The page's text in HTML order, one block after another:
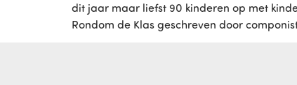
dit jaar maar liefst 90 kinderen op met
Rondom de Klas geschreven door